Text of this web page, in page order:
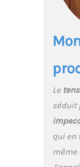
Le
séduit
qui en
même